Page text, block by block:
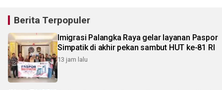
Berita Terpopuler
Imigrasi Palangka Raya gelar layanan Paspor
Simpatik di akhir pekan sambut HUT ke-81 RI
13 jam lalu